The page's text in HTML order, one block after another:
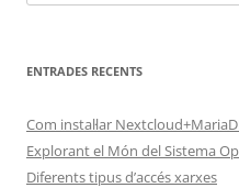
ENTRADES RECENTS
Com instal·lar
Explorant el Món del Sistema
Diferents tipus d’accés xarxes